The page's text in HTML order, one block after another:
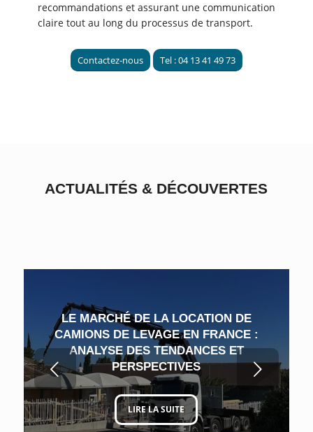
recommandations et assurant une communication
claire tout au long du processus de transport.
Contactez-nous Tel : 04 13 41 49 73
ACTUALITÉS & DÉCOUVERTES
LE MARCHÉ DE LA LOCATION DE
CAMIONS DE LEVAGE EN FRANCE :
ANALYSE DES TENDANCES ET
PERSPECTIVES
LIRE LA SUITE
Suivant